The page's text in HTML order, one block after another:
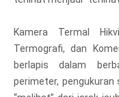
Kamera Termal
Termografi, dan
berlapis dalam
perimeter, pengukuran